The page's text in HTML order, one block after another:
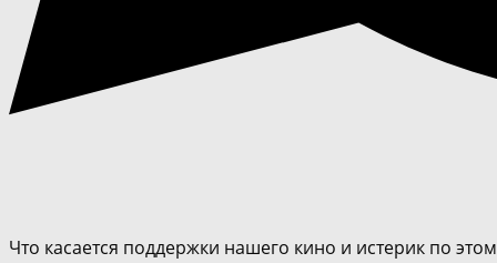
Что касается поддержки нашего кино и истерик по